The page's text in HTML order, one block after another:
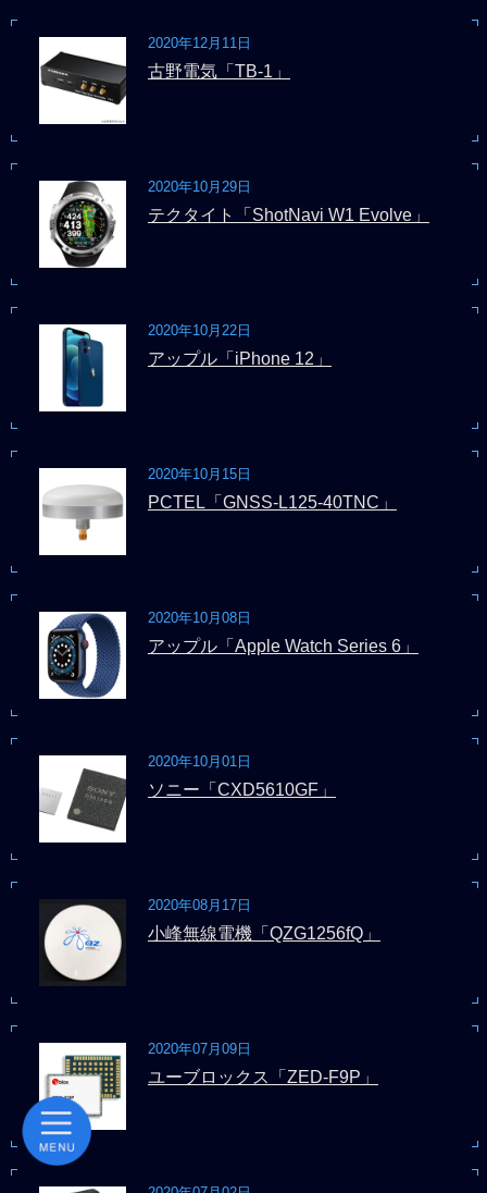
2020年12月11日
古野電気「TB-1」
2020年10月29日
テクタイト「ShotNavi W1 Evolve」
2020年10月22日
アップル「iPhone 12」
2020年10月15日
PCTEL「GNSS-L125-40TNC」
2020年10月08日
アップル「Apple Watch Series 6」
2020年10月01日
ソニー「CXD5610GF」
2020年08月17日
小峰無線電機「QZG1256fQ」
2020年07月09日
ユーブロックス「ZED-F9P」